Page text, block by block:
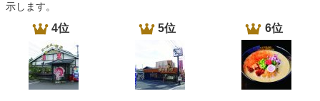
示します。
4位 5位 6位